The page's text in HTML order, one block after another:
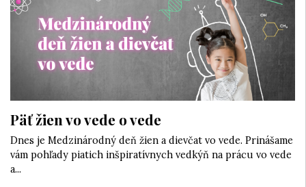
Päť žien vo vede o vede
Dnes je Medzinárodný deň žien a dievčat vo vede. Prinášame
vám pohľady piatich inšpiratívnych vedkýň na prácu vo vede
a...